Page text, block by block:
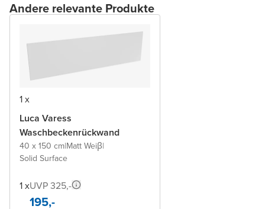
Andere relevante Produkte
1 x
Luca Varess
Waschbeckenrückwand
40 x 150 cm|Matt Weiβ|
Solid Surface
1 xUVP 325,-
195,-